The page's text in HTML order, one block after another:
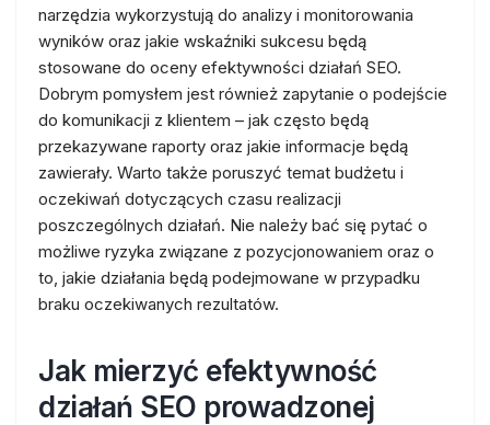
narzędzia wykorzystują do analizy i monitorowania
wyników oraz jakie wskaźniki sukcesu będą
stosowane do oceny efektywności działań SEO.
Dobrym pomysłem jest również zapytanie o podejście
do komunikacji z klientem – jak często będą
przekazywane raporty oraz jakie informacje będą
zawierały. Warto także poruszyć temat budżetu i
oczekiwań dotyczących czasu realizacji
poszczególnych działań. Nie należy bać się pytać o
możliwe ryzyka związane z pozycjonowaniem oraz o
to, jakie działania będą podejmowane w przypadku
braku oczekiwanych rezultatów.
Jak mierzyć efektywność
działań SEO prowadzonej